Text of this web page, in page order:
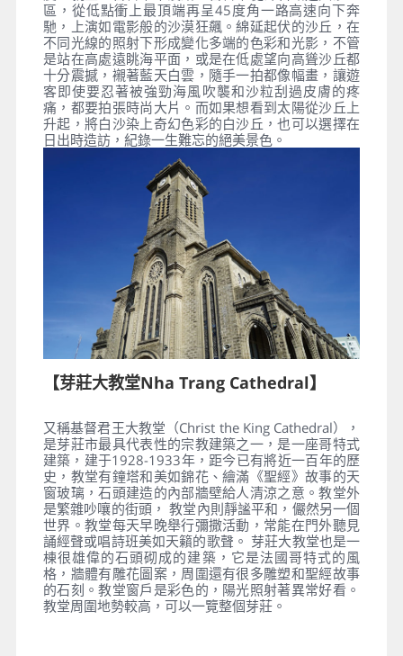
區，從低點衝上最頂端再呈45度角一路高速向下奔
馳，上演如電影般的沙漠狂飆。綿延起伏的沙丘，在
不同光線的照射下形成變化多端的色彩和光影，不管
是站在高處遠眺海平面，或是在低處望向高聳沙丘都
十分震撼，襯著藍天白雲，隨手一拍都像幅畫，讓遊
客即使要忍著被強勁海風吹襲和沙粒刮過皮膚的疼
痛，都要拍張時尚大片。而如果想看到太陽從沙丘上
升起，將白沙染上奇幻色彩的白沙丘，也可以選擇在
日出時造訪，紀錄一生難忘的絕美景色。
【芽莊大教堂Nha Trang Cathedral】
又稱基督君王大教堂（Christ the King Cathedral），
是芽莊市最具代表性的宗教建築之一，是一座哥特式
建築，建于1928-1933年，距今已有將近一百年的歷
史，教堂有鐘塔和美如錦花、繪滿《聖經》故事的天
窗玻璃，石頭建造的內部牆壁給人清涼之意。教堂外
是繁雜吵嚷的街頭， 教堂內則靜謐平和，儼然另一個
世界。教堂每天早晚舉行彌撒活動，常能在門外聽見
誦經聲或唱詩班美如天籟的歌聲。 芽莊大教堂也是一
棟很雄偉的石頭砌成的建築，它是法國哥特式的風
格，牆體有雕花圖案，周圍還有很多雕塑和聖經故事
的石刻。教堂窗戶是彩色的，陽光照射著異常好看。
教堂周圍地勢較高，可以一覽整個芽莊。